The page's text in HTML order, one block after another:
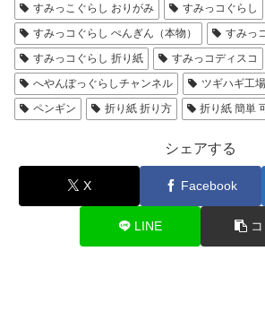
すみっこぐらし おりがみ
すみっコぐらし
すみっコぐらし ぺんぎん（本物）
すみっ
すみっコぐらし 折り紙
すみっコディスコ
へやんぽっぐらしチャンネル
ツギハギ工
ペンギン
折り紙 折り方 折り紙 簡単
シェアする
X Facebook
LINE